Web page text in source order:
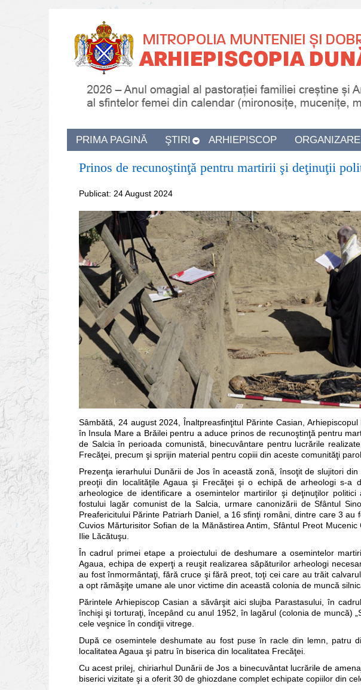
PRIMA PAGINĂ ŞTIRI ARHIEPISCOP ORGANIZARE
Prinos de recunoştinţă pentru martirii şi deţinuţii
Publicat: 24 August 2024
Sâmbătă, 24 august 2024, Înaltpreasfinţitul Părinte Casian,
în Insula Mare a Brăilei pentru a aduce prinos de recunoştinţă pentru
de Salcia în perioada comunistă, binecuvântare pentru lucrările
Frecăţei, precum şi sprijin material pentru copiii din aceste comunităţi
Prezenţa ierarhului Dunării de Jos în această zonă, însoţit de slujitori
preoţii din localităţile Agaua şi Frecăţei şi o echipă de arheologi s-a
arheologice de identificare a osemintelor martirilor şi deţinuţilor
fostului lagăr comunist de la Salcia, urmare canonizării de Sfântul
Preafericitului Părinte Patriarh Daniel, a 16 sfinţi români, dintre care 3
Cuvios Mărturisitor Sofian de la Mănăstirea Antim, Sfântul Preot
Ilie Lăcătuşu.
În cadrul primei etape a proiectului de deshumare a osemintelor
Agaua, echipa de experţi a reuşit realizarea săpăturilor arheologi
au fost înmormântaţi, fără cruce şi fără preot, toţi cei care au trăit
a opt rămăşiţe umane ale unor victime din această colonia de muncă
Părintele Arhiepiscop Casian a săvârşit aici slujba Parastasului, în
închişi şi torturaţi, începând cu anul 1952, în lagărul (colonia de muncă)
cele veşnice în condiţii vitrege.
După ce osemintele deshumate au fost puse în racle din lemn, patru
localitatea Agaua şi patru în biserica din localitatea Frecăţei.
Cu acest prilej, chiriarhul Dunării de Jos a binecuvântat lucrările de
biserici vizitate şi a oferit 30 de ghiozdane complet echipate copiilor din